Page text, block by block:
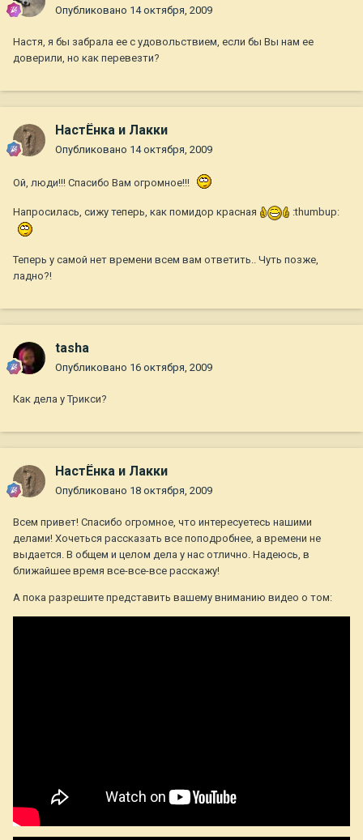
Опубликовано 14 октября, 2009
Настя, я бы забрала ее с удовольствием, если бы Вы нам ее
доверили, но как перевезти?
НастЁнка и Лакки
Опубликовано 14 октября, 2009
Ой, люди!!! Спасибо Вам огромное!!!
Напросилась, сижу теперь, как помидор красная :thumbup:
Теперь у самой нет времени всем вам ответить.. Чуть позже,
ладно?!
tasha
Опубликовано 16 октября, 2009
Как дела у Трикси?
НастЁнка и Лакки
Опубликовано 18 октября, 2009
Всем привет! Спасибо огромное, что интересуетесь нашими
делами! Хочеться рассказать все поподробнее, а времени не
выдается. В общем и целом дела у нас отлично. Надеюсь, в
ближайшее время все-все-все расскажу!
А пока разрешите представить вашему вниманию видео о том: